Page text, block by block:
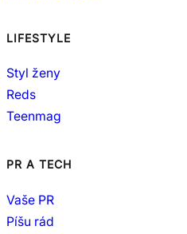
LIFESTYLE
Styl ženy
Reds
Teenmag
PR A TECH
Vaše PR
Píšu rád